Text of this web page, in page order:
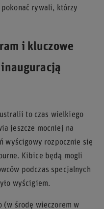
rywali, którzy
i kluczowe
to czas wielkiego
jeszcze mocniej na
wyścigowy rozpocznie się
Kibice będą mogli
podczas specjalnych
wyścigiem.
(w środę wieczorem w